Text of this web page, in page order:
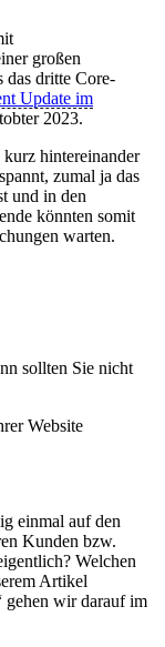
großen
das dritte Core-
Update im
2023.
hintereinander
zumal ja das
und in den
könnten somit
warten.
sollten Sie nicht
Website
einmal auf den
Kunden bzw.
Welchen
Artikel
gehen wir darauf im